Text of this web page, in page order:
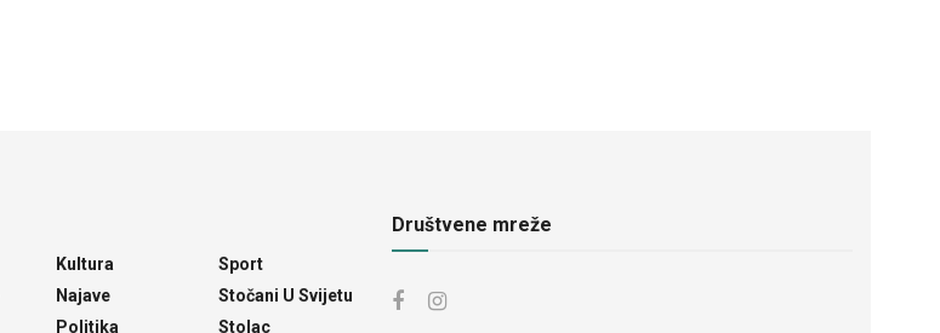
Kultura
Najave
Politika
Sport
Stočani U Svijetu
Stolac
Društvene mreže